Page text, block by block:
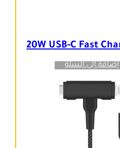
20W USB-C Fast
إضافة إلى السلة